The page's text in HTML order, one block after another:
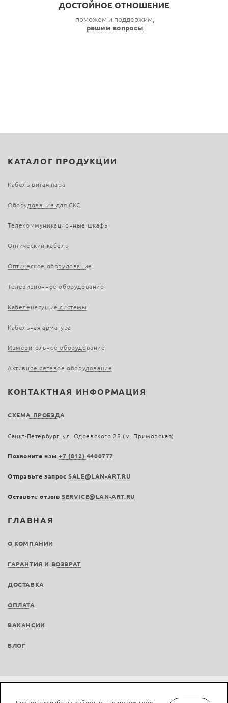
ДОСТОЙНОЕ ОТНОШЕНИЕ
поможем и поддержим,
решим вопросы
ГЛАВНАЯ
О КОМПАНИИ
ГАРАНТИЯ И ВОЗВРАТ
ДОСТАВКА
ОПЛАТА
ВАКАНСИИ
БЛОГ
КАТАЛОГ ПРОДУКЦИИ
Кабель витая пара
Оборудование для СКС
Телекоммуникационные шкафы
Оптический кабель
Оптическое оборудование
Телевизионное оборудование
Кабеленесущие системы
Кабельная арматура
Измерительное оборудование
Активное сетевое оборудование
КОНТАКТНАЯ ИНФОРМАЦИЯ
СХЕМА ПРОЕЗДА
Санкт-Петербург, ул. Одоевского 28 (м. Приморская)
Позвоните нам+7 (812) 4400777
Отправьте запросSALE@LAN-ART.RU
Оставьте отзыв SERVICE@LAN-ART.RU
Не является публичной офертой © LAN-art.ru, 2013—2026. Все права защищены.